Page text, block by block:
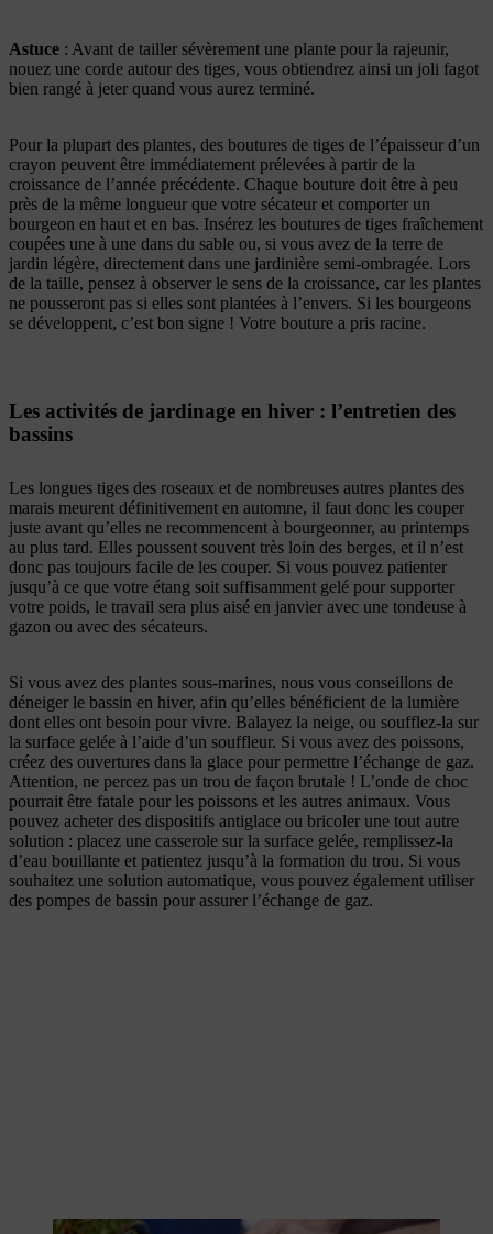
Astuce : Avant de tailler sévèrement une plante pour la rajeunir,
nouez une corde autour des tiges, vous obtiendrez ainsi un joli fagot
bien rangé à jeter quand vous aurez terminé.
Pour la plupart des plantes, des boutures de tiges de l’épaisseur d’un
crayon peuvent être immédiatement prélevées à partir de la
croissance de l’année précédente. Chaque bouture doit être à peu
près de la même longueur que votre sécateur et comporter un
bourgeon en haut et en bas. Insérez les boutures de tiges fraîchement
coupées une à une dans du sable ou, si vous avez de la terre de
jardin légère, directement dans une jardinière semi-ombragée. Lors
de la taille, pensez à observer le sens de la croissance, car les plantes
ne pousseront pas si elles sont plantées à l’envers. Si les bourgeons
se développent, c’est bon signe ! Votre bouture a pris racine.
Les activités de jardinage en hiver : l’entretien des
bassins
Les longues tiges des roseaux et de nombreuses autres plantes des
marais meurent définitivement en automne, il faut donc les couper
juste avant qu’elles ne recommencent à bourgeonner, au printemps
au plus tard. Elles poussent souvent très loin des berges, et il n’est
donc pas toujours facile de les couper. Si vous pouvez patienter
jusqu’à ce que votre étang soit suffisamment gelé pour supporter
votre poids, le travail sera plus aisé en janvier avec une tondeuse à
gazon ou avec des sécateurs.
Si vous avez des plantes sous-marines, nous vous conseillons de
déneiger le bassin en hiver, afin qu’elles bénéficient de la lumière
dont elles ont besoin pour vivre. Balayez la neige, ou soufflez-la sur
la surface gelée à l’aide d’un souffleur. Si vous avez des poissons,
créez des ouvertures dans la glace pour permettre l’échange de gaz.
Attention, ne percez pas un trou de façon brutale ! L’onde de choc
pourrait être fatale pour les poissons et les autres animaux. Vous
pouvez acheter des dispositifs antiglace ou bricoler une tout autre
solution : placez une casserole sur la surface gelée, remplissez-la
d’eau bouillante et patientez jusqu’à la formation du trou. Si vous
souhaitez une solution automatique, vous pouvez également utiliser
des pompes de bassin pour assurer l’échange de gaz.